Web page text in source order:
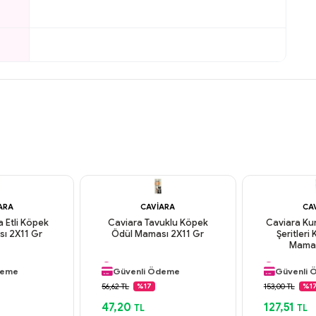
Etli Köpek
2X11 Gr
CAVIARA
Caviara Tavuklu Köpek
Ödül Maması 2X11 Gr
Aynı Gün Kargo
Güvenli Ödeme
Aynı Gün Kargo
56,62 TL %17
47,20 TL
Caviara
Şeritleri
Aynı
Güvenli
Aynı Gün
153,00 TL %17
127,51 TL